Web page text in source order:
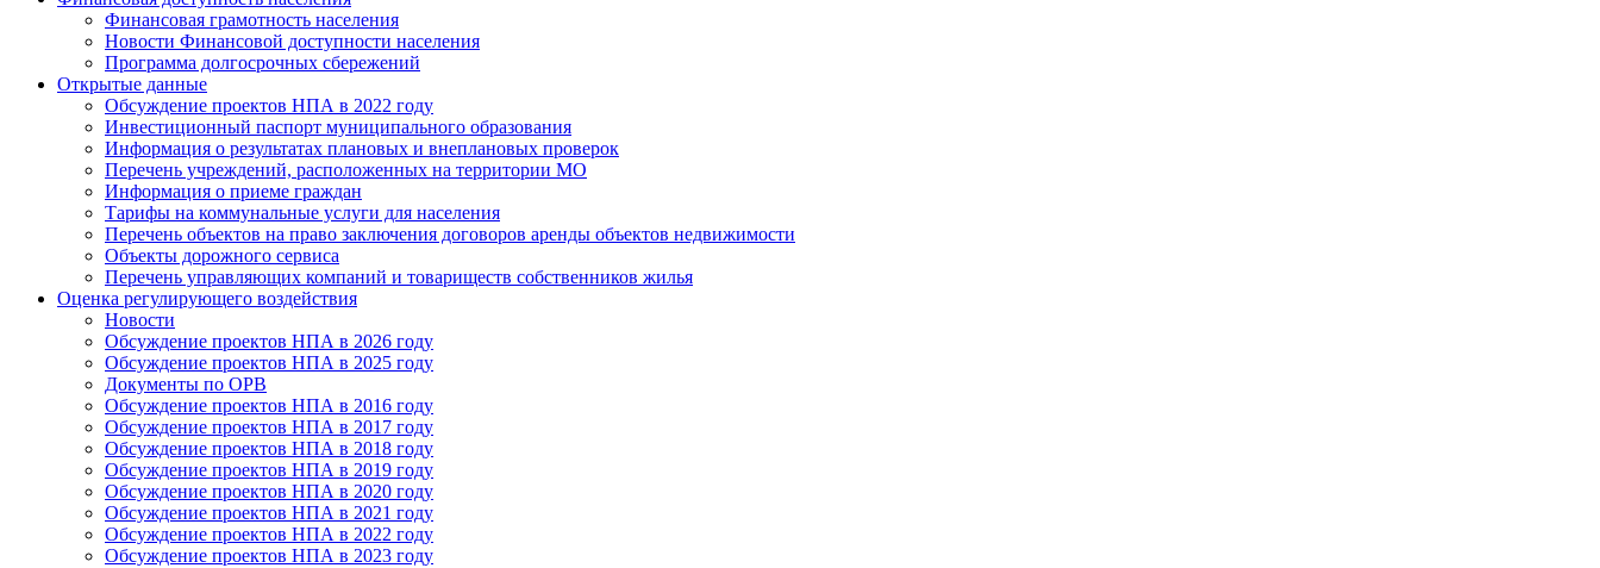
Финансовая грамотность населения
Новости Финансовой доступности населения
Программа долгосрочных сбережений
Открытые данные
Обсуждение проектов НПА в 2022 году
Инвестиционный паспорт муниципального образования
Информация о результатах плановых и внеплановых проверок
Перечень учреждений, расположенных на территории МО
Информация о приеме граждан
Тарифы на коммунальные услуги для населения
Перечень объектов на право заключения договоров аренды объектов недвижимости
Объекты дорожного сервиса
Перечень управляющих компаний и товариществ собственников жилья
Оценка регулирующего воздействия
Новости
Обсуждение проектов НПА в 2026 году
Обсуждение проектов НПА в 2025 году
Документы по ОРВ
Обсуждение проектов НПА в 2016 году
Обсуждение проектов НПА в 2017 году
Обсуждение проектов НПА в 2018 году
Обсуждение проектов НПА в 2019 году
Обсуждение проектов НПА в 2020 году
Обсуждение проектов НПА в 2021 году
Обсуждение проектов НПА в 2022 году
Обсуждение проектов НПА в 2023 году